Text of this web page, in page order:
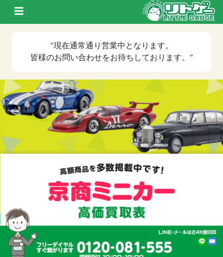
Toggle drawer
"現在通常通り営業中 となります。
皆様のお問い合わせをお待ちしております。"